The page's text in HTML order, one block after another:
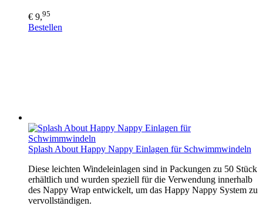
€ 9,95
Bestellen
Splash About Happy Nappy Einlagen für Schwimmwindeln
Diese leichten Windeleinlagen sind in Packungen zu 50 Stück
erhältlich und wurden speziell für die Verwendung innerhalb
des Nappy Wrap entwickelt, um das Happy Nappy System zu
vervollständigen.